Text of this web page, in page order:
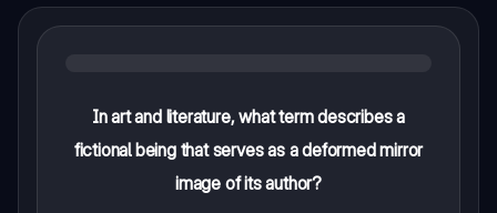
In art and literature, what term describes a
fictional being that serves as a deformed mirror
image of its author?